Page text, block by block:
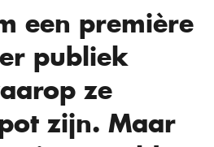
een première
publiek
ze
zijn. Maar